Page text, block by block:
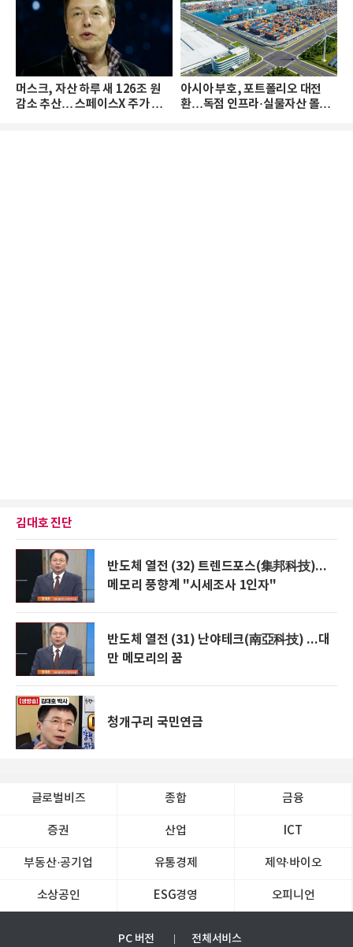
머스크, 자산 하루 새 126조 원
감소 추산… 스페이스X 주가 하
아시아 부호, 포트폴리오 대전
환…독점 인프라·실물자산 몰린
김대호 진단
반도체 열전 (32) 트렌드포스(集邦科技)...
메모리 풍향계 "시세조사 1인자"
반도체 열전 (31) 난야테크(南亞科技) ...대
만 메모리의 꿈
청개구리 국민연금
글로벌비즈 종합 금융
증권 산업 ICT
부동산·공기업 유통경제 제약∙바이오
소상공인 ESG경영 오피니언
PC 버전 전체서비스